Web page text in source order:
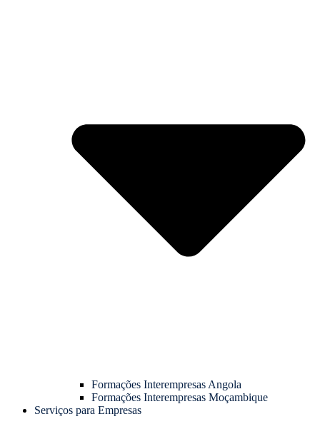
Formações Interempresas Angola
Formações Interempresas Moçambique
Serviços para Empresas